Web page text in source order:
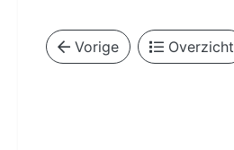
Vorige Overzicht